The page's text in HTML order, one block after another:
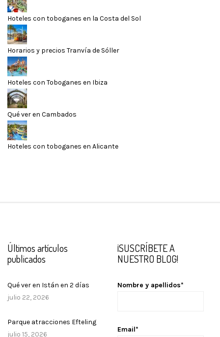
Hoteles con toboganes en la Costa del Sol
Horarios y precios Tranvía de Sóller
Hoteles con Toboganes en Ibiza
Qué ver en Cambados
Hoteles con toboganes en Alicante
Últimos artículos
publicados
Qué ver en Istán en 2 días
julio 22, 2026
Parque atracciones Efteling
julio 15, 2026
¡SUSCRÍBETE A
NUESTRO BLOG!
Nombre y apellidos*
Email*